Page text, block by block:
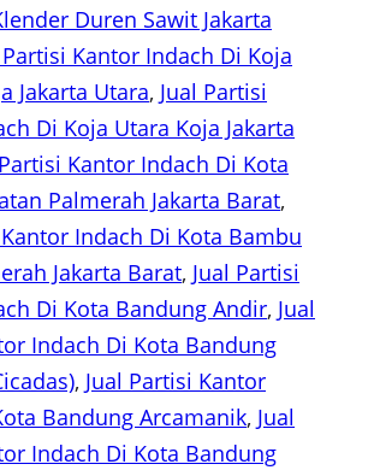
Duren Sawit Jakarta
Partisi Kantor Indach Di Koja
Jakarta Utara, Jual Partisi
Di Koja Utara Koja Jakarta
Kantor Indach Di Kota
Palmerah Jakarta Barat
Indach Di Kota Bambu
Jakarta Barat, Jual Partisi
Di Kota Bandung Andir, Jual
Indach Di Kota Bandung
, Jual Partisi Kantor
Bandung Arcamanik, Jual
Indach Di Kota Bandung